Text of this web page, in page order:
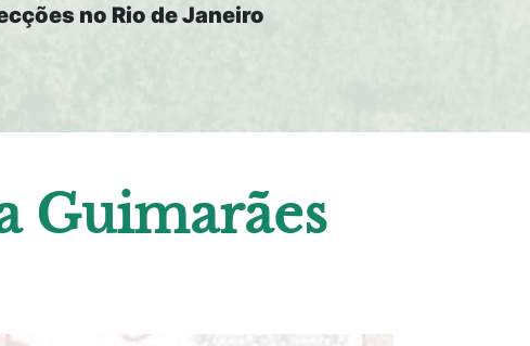
no Rio de Janeiro
Guimarães